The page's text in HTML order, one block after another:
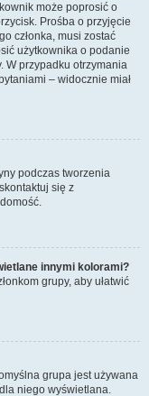
może poprosić o
Prośba o przyjęcie
członka, musi zostać
użytkownika o podanie
W przypadku otrzymania
– widocznie miał
podczas tworzenia
się z
innymi kolorami?
grupy, aby ułatwić
grupa jest używana
niego wyświetlana.